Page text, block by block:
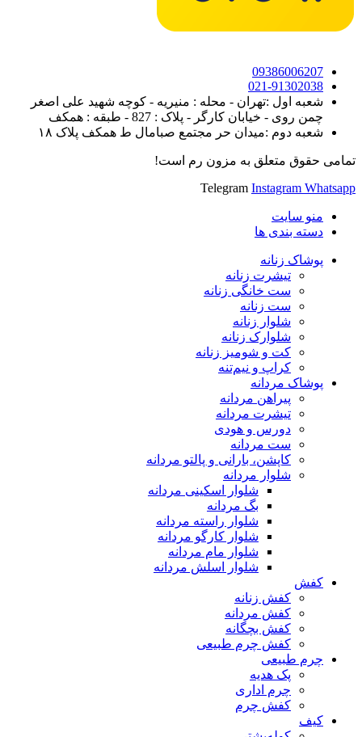
09386006207
021-91302038
شعبه اول :تهران - محله : منیریه - کوچه شهید علی اصغر
چمن روی - خیابان کارگر - پلاک : 827 - طبقه : همکف
شعبه دوم :میدان حر مجتمع صبامال ط همکف پلاک ۱۸
تمامی حقوق متعلق به مزون رم است!
Telegram Instagram Whatsapp
منو سایت
دسته بندی ها
پوشاک زنانه
تیشرت زنانه
ست خانگی زنانه
ست زنانه
شلوار زنانه
شلوارک زنانه
کت و شومیز زنانه
کراپ و نیم‌تنه
پوشاک مردانه
پیراهن مردانه
تیشرت مردانه
دورس و هودی
ست مردانه
کاپشن، بارانی و پالتو مردانه
شلوار مردانه
شلوار اسکینی مردانه
بگ مردانه
شلوار راسته مردانه
شلوار کارگو مردانه
شلوار مام مردانه
شلوار اسلش مردانه
کفش
کفش زنانه
کفش مردانه
کفش بچگانه
کفش چرم طبیعی
چرم طبیعی
پک هدیه
چرم اداری
کفش چرم
کیف